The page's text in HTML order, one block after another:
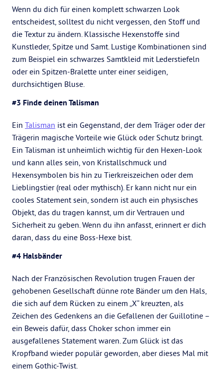
Wenn du dich für einen komplett schwarzen Look
entscheidest, solltest du nicht vergessen, den Stoff und
die Textur zu ändern. Klassische Hexenstoffe sind
Kunstleder, Spitze und Samt. Lustige Kombinationen sind
zum Beispiel ein schwarzes Samtkleid mit Lederstiefeln
oder ein Spitzen-Bralette unter einer seidigen,
durchsichtigen Bluse.
#3 Finde deinen Talisman
Ein Talisman ist ein Gegenstand, der dem Träger oder der
Trägerin magische Vorteile wie Glück oder Schutz bringt.
Ein Talisman ist unheimlich wichtig für den Hexen-Look
und kann alles sein, von Kristallschmuck und
Hexensymbolen bis hin zu Tierkreiszeichen oder dem
Lieblingstier (real oder mythisch). Er kann nicht nur ein
cooles Statement sein, sondern ist auch ein physisches
Objekt, das du tragen kannst, um dir Vertrauen und
Sicherheit zu geben. Wenn du ihn anfasst, erinnert er dich
daran, dass du eine Boss-Hexe bist.
#4 Halsbänder
Nach der Französischen Revolution trugen Frauen der
gehobenen Gesellschaft dünne rote Bänder um den Hals,
die sich auf dem Rücken zu einem „X“ kreuzten, als
Zeichen des Gedenkens an die Gefallenen der Guillotine –
ein Beweis dafür, dass Choker schon immer ein
ausgefallenes Statement waren. Zum Glück ist das
Kropfband wieder populär geworden, aber dieses Mal mit
einem Gothic-Twist.